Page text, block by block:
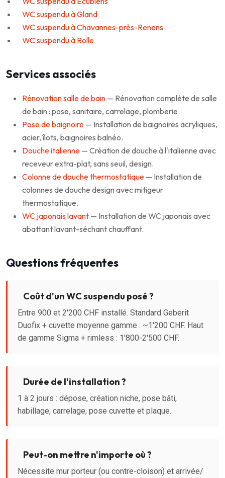
WC suspendu à Gland
WC suspendu à Chavannes-près-Renens
WC suspendu à Rolle
Services associés
Rénovation salle de bain — Rénovation complète de salle
de bain : pose, sanitaire, carrelage, plomberie.
Pose de baignoire — Installation de baignoires acryliques,
acier, îlots, baignoires balnéo.
Douche italienne — Création de douche à l'italienne avec
receveur extra-plat, sans seuil, design.
Colonne de douche thermostatique — Installation de
colonnes de douche design avec mitigeur
thermostatique.
WC japonais lavant — Installation de WC japonais avec
abattant lavant-séchant chauffant.
Questions fréquentes
Coût d'un WC suspendu posé ?
Entre 900 et 2'200 CHF installé. Standard Geberit
Duofix + cuvette moyenne gamme : ~1'200 CHF. Haut
de gamme Sigma + rimless : 1'800-2'500 CHF.
Durée de l'installation ?
1 à 2 jours : dépose, création niche, pose bâti,
habillage, carrelage, pose cuvette et plaque.
Peut-on mettre n'importe où ?
Nécessite mur porteur (ou contre-cloison) et arrivée/